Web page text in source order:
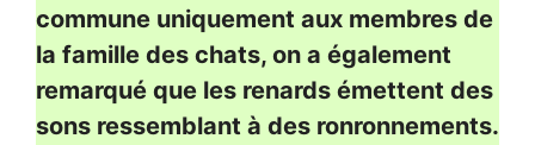
commune uniquement aux membres de
la famille des chats, on a également
remarqué que les renards émettent des
sons ressemblant à des ronronnements.